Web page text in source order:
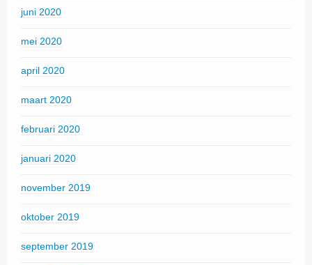
juni 2020
mei 2020
april 2020
maart 2020
februari 2020
januari 2020
november 2019
oktober 2019
september 2019